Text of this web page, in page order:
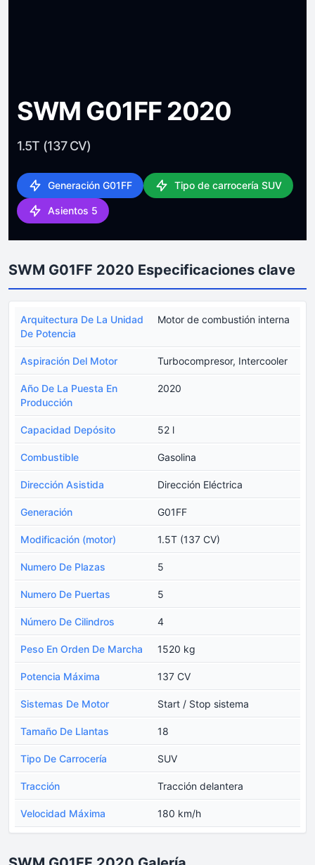
SWM G01FF 2020
1.5T (137 CV)
Generación G01FF Tipo de carrocería SUV
Asientos 5
SWM G01FF 2020 Especificaciones clave
Arquitectura De La Unidad
De Potencia
Motor de combustión interna
Aspiración Del Motor Turbocompresor, Intercooler
Año De La Puesta En
Producción
2020
Capacidad Depósito 52 l
Combustible Gasolina
Dirección Asistida Dirección Eléctrica
Generación G01FF
Modificación (motor) 1.5T (137 CV)
Numero De Plazas 5
Numero De Puertas 5
Número De Cilindros 4
Peso En Orden De Marcha 1520 kg
Potencia Máxima 137 CV
Sistemas De Motor Start / Stop sistema
Tamaño De Llantas 18
Tipo De Carrocería SUV
Tracción Tracción delantera
Velocidad Máxima 180 km/h